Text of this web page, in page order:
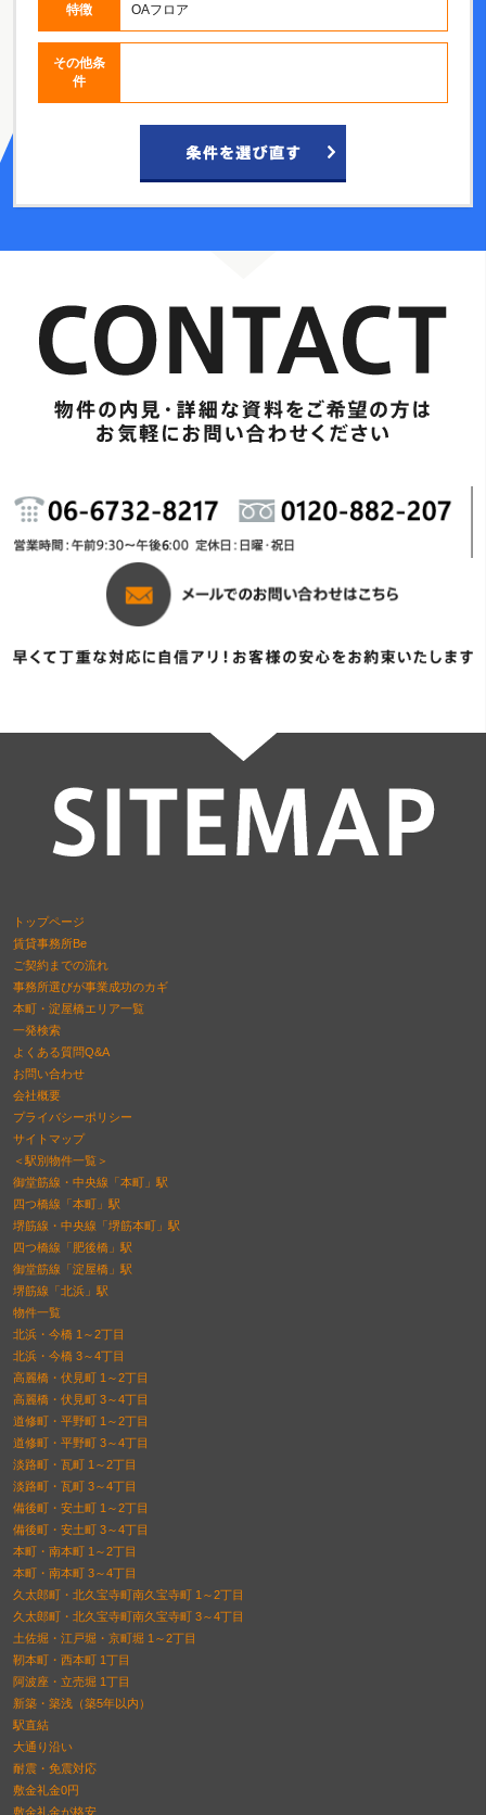
特徴 OAフロア
その他条
件
トップページ
賃貸事務所Be
ご契約までの流れ
事務所選びが事業成功のカギ
本町・淀屋橋エリア一覧
一発検索
よくある質問Q&A
お問い合わせ
会社概要
プライバシーポリシー
サイトマップ
＜駅別物件一覧＞
御堂筋線・中央線「本町」駅
四つ橋線「本町」駅
堺筋線・中央線「堺筋本町」駅
四つ橋線「肥後橋」駅
御堂筋線「淀屋橋」駅
堺筋線「北浜」駅
物件一覧
北浜・今橋 1～2丁目
北浜・今橋 3～4丁目
高麗橋・伏見町 1～2丁目
高麗橋・伏見町 3～4丁目
道修町・平野町 1～2丁目
道修町・平野町 3～4丁目
淡路町・瓦町 1～2丁目
淡路町・瓦町 3～4丁目
備後町・安土町 1～2丁目
備後町・安土町 3～4丁目
本町・南本町 1～2丁目
本町・南本町 3～4丁目
久太郎町・北久宝寺町南久宝寺町 1～2丁目
久太郎町・北久宝寺町南久宝寺町 3～4丁目
土佐堀・江戸堀・京町堀 1～2丁目
靭本町・西本町 1丁目
阿波座・立売堀 1丁目
新築・築浅（築5年以内）
駅直結
大通り沿い
耐震・免震対応
敷金礼金0円
敷金礼金が格安